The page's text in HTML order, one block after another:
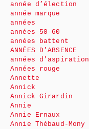
année d’élection
année marque
années
années 50-60
années battent
ANNÉES D’ABSENCE
années d’aspiration
Années rouge
Annette
Annick
Annick Girardin
Annie
Annie Ernaux
Annie Thébaud-Mony